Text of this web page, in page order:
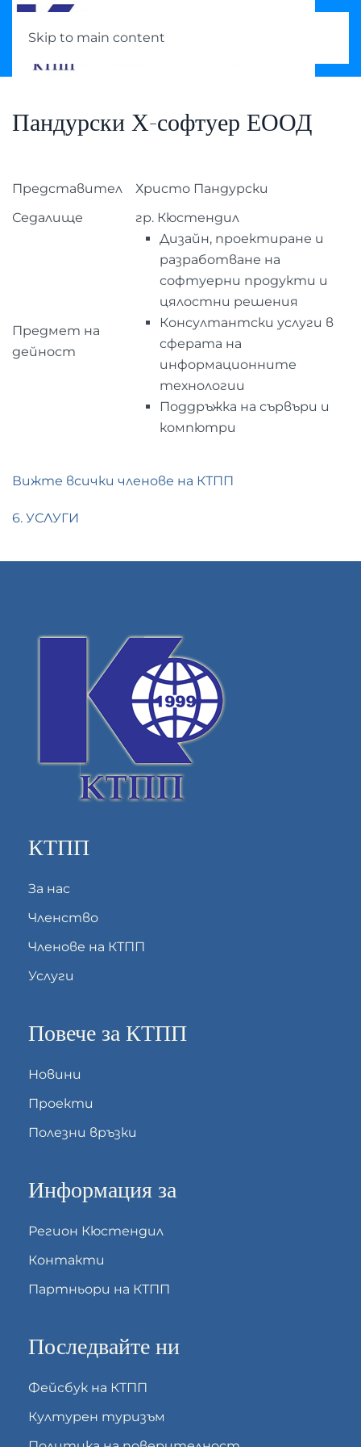
Skip to main content
Пандурски Х-софтуер ЕООД
Представител
Христо Пандурски
Седалище
гр. Кюстендил
Предмет на
дейност
Дизайн, проектиране и
разработване на
софтуерни продукти и
цялостни решения
Консултантски услуги в
сферата на
информационните
технологии
Поддръжка на сървъри и
компютри
Вижте всички членове на КТПП
6. УСЛУГИ
КТПП
За нас
Членство
Членове на КТПП
Услуги
Повече за КТПП
Новини
Проекти
Полезни връзки
Информация за
Регион Кюстендил
Контакти
Партньори на КТПП
Последвайте ни
Фейсбук на КТПП
Културен туризъм